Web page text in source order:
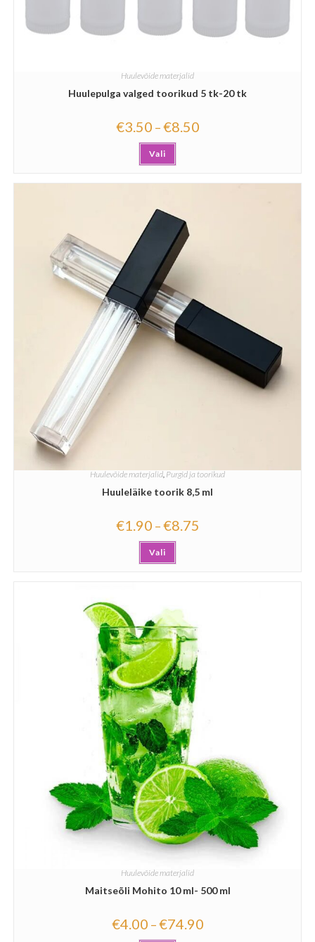
Huulevõide materjalid
Huulepulga valged toorikud 5 tk-20 tk
€3.50 –€8.50
Vali
Huulevõide materjalid, Purgid ja toorikud
Huuleläike toorik 8,5 ml
€1.90 –€8.75
Vali
Huulevõide materjalid
Maitseõli Mohito 10 ml- 500 ml
€4.00 –€74.90